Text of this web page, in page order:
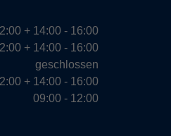
+ 14:00 - 16:00
+ 14:00 - 16:00
geschlossen
+ 14:00 - 16:00
09:00 - 12:00